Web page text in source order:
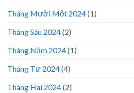
Tháng Mười Một 2024(1)
Tháng Sáu 2024(2)
Tháng Năm 2024(1)
Tháng Tư 2024(4)
Tháng Hai 2024(2)